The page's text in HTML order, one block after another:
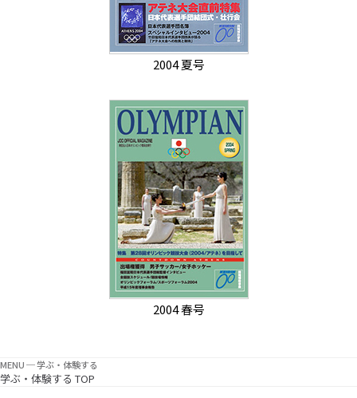
MENU ─ 学ぶ・体験する
学ぶ・体験する TOP
2004 夏号
2004 春号